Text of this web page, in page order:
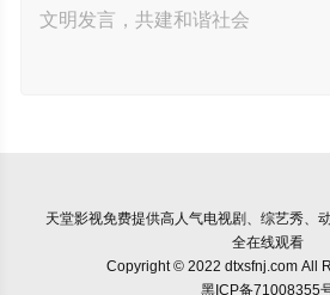
天堂影视免费提供高人气电视剧、综艺秀、
全在线观看
Copyright © 2022 dtxsfnj.com All
黑ICP备71008355